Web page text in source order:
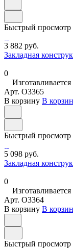
Быстрый просмотр
3 882 руб.
Закладная
0
Изготавливается
Арт. O3365
В корзину В
Быстрый просмотр
5 098 руб.
Закладная
0
Изготавливается
Арт. O3364
В корзину В
Быстрый просмотр